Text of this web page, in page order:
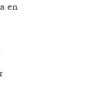
en